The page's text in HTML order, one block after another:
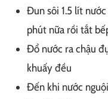
Đun sôi 1.5 lít
phút nữa rồi tắt
Đổ nước ra chậu
khuấy đều
Đến khi nước